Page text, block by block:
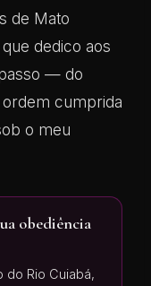
de Mato
dedico aos
— do
cumprida
o meu
obediência
do Rio Cuiabá,